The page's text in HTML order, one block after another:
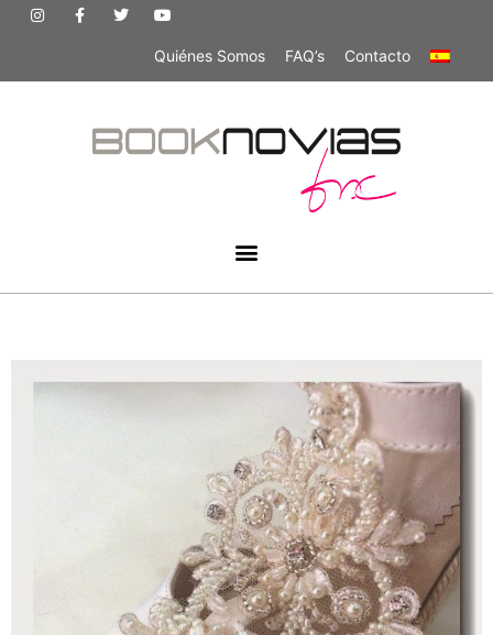
Quiénes Somos FAQ’s Contacto